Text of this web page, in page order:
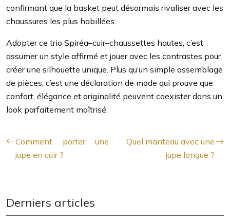
confirmant que la basket peut désormais rivaliser avec les
chaussures les plus habillées.
Adopter ce trio Spiréa–cuir–chaussettes hautes, c’est
assumer un style affirmé et jouer avec les contrastes pour
créer une silhouette unique. Plus qu’un simple assemblage
de pièces, c’est une déclaration de mode qui prouve que
confort, élégance et originalité peuvent coexister dans un
look parfaitement maîtrisé.
Comment porter une
jupe en cuir ?
Quel manteau avec une
jupe longue ?
Derniers articles